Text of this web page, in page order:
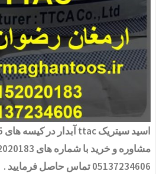
05137234606 تماس حاصل فرمایید .